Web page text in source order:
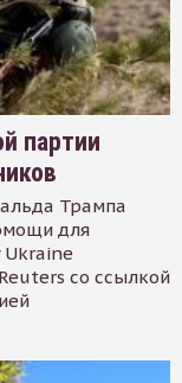
партии
Трампа
для
Ukraine
со ссылкой